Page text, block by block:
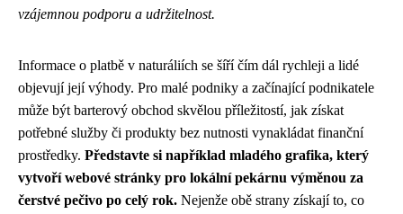
vzájemnou podporu a udržitelnost.
Informace o platbě v naturáliích se šíří čím dál rychleji a lidé
objevují její výhody. Pro malé podniky a začínající podnikatele
může být barterový obchod skvělou příležitostí, jak získat
potřebné služby či produkty bez nutnosti vynakládat finanční
prostředky. Představte si například mladého grafika, který
vytvoří webové stránky pro lokální pekárnu výměnou za
čerstvé pečivo po celý rok. Nejenže obě strany získají to, co